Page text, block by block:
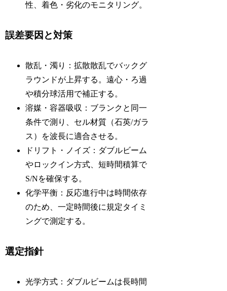
性、着色・劣化のモニタリング。
誤差要因と対策
散乱・濁り：拡散散乱でバックグ
ラウンドが上昇する。遠心・ろ過
や積分球活用で補正する。
溶媒・容器吸収：ブランクと同一
条件で測り、セル材質（石英/ガラ
ス）を波長に適合させる。
ドリフト・ノイズ：ダブルビーム
やロックイン方式、短時間積算で
S/Nを確保する。
化学平衡：反応進行中は時間依存
のため、一定時間後に規定タイミ
ングで測定する。
選定指針
光学方式：ダブルビームは長時間